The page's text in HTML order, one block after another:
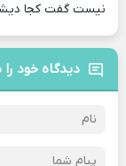
نیست گفت کجا
دیدگاه خود را